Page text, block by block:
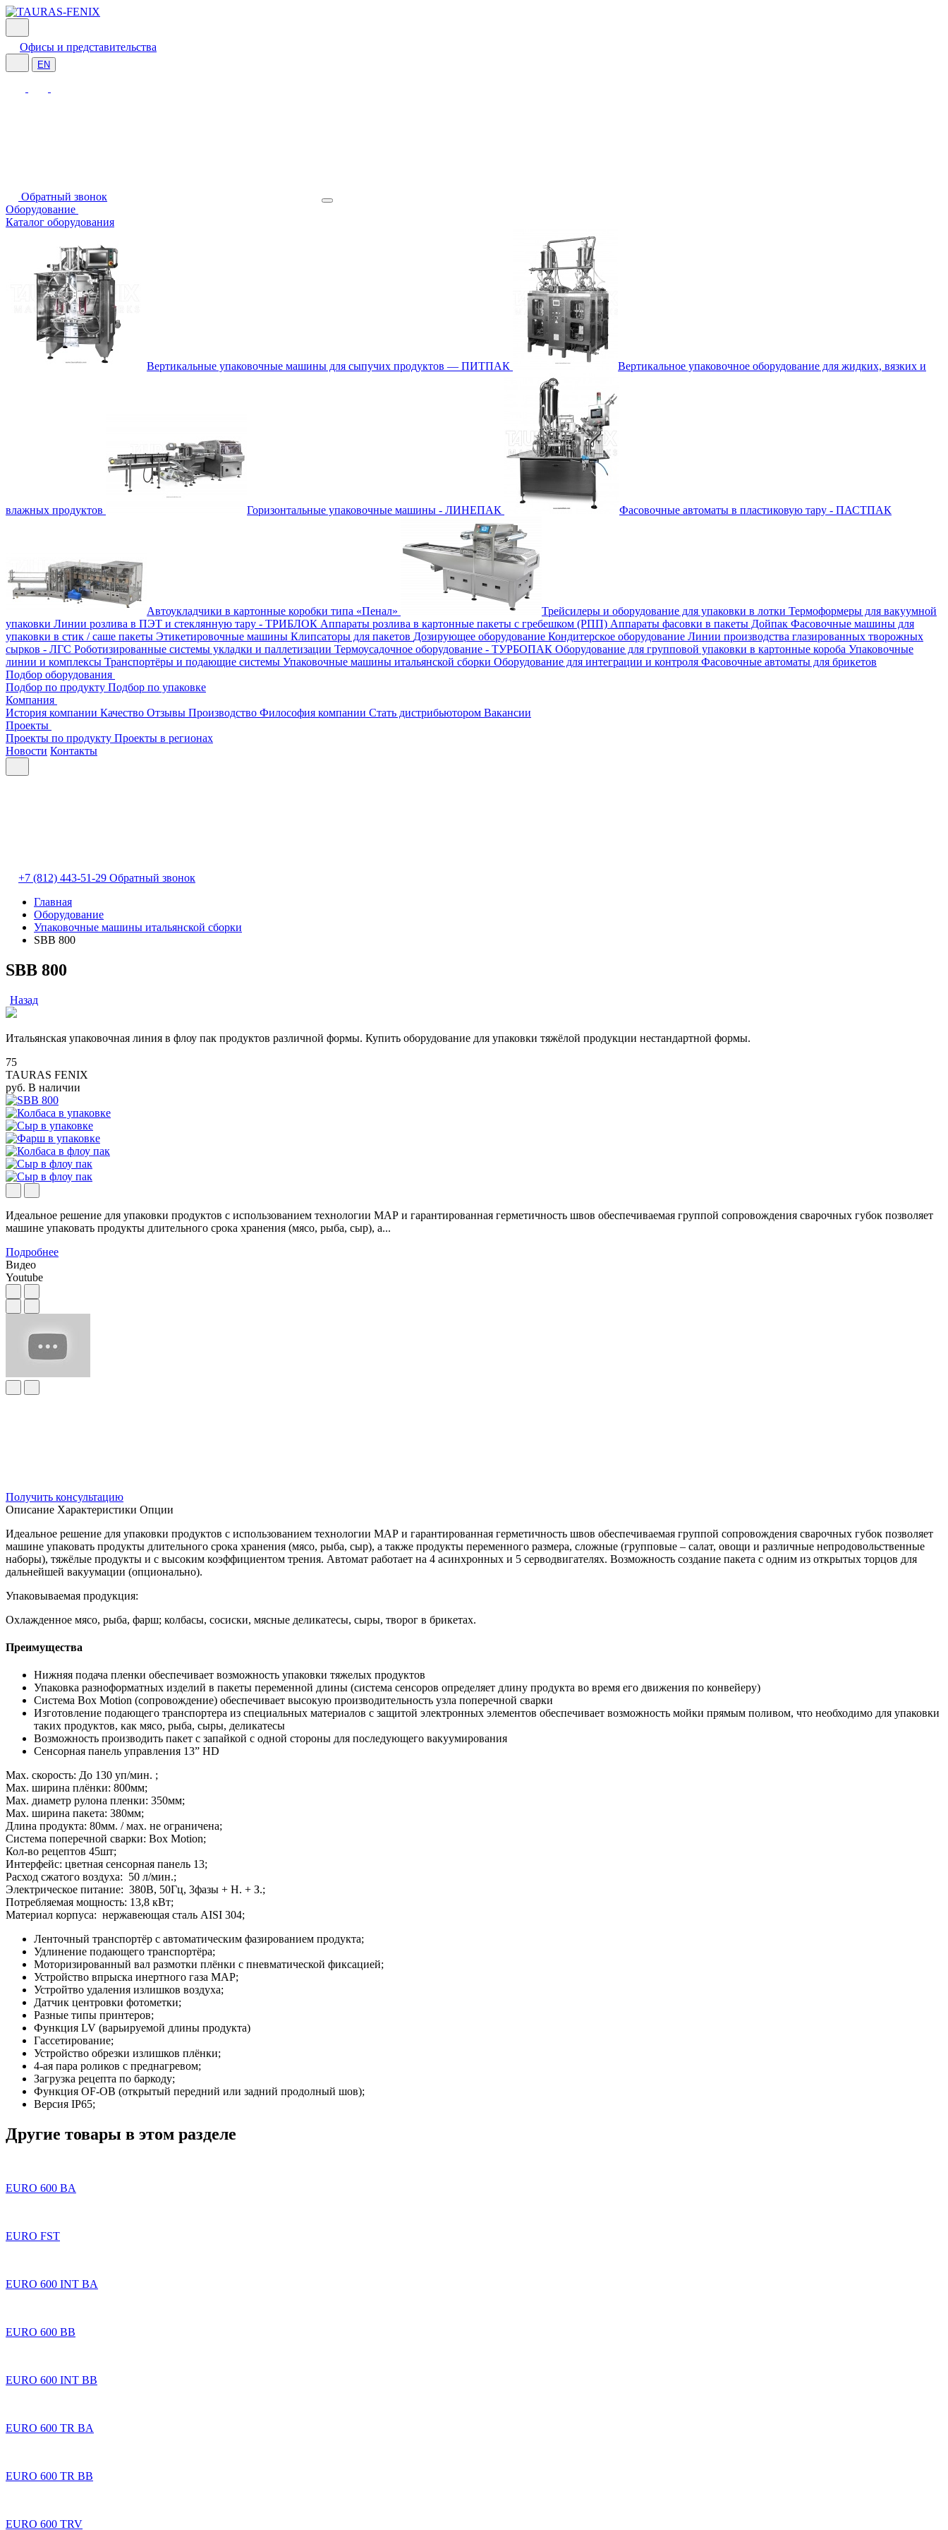
Офисы и представительства
EN
Обратный звонок
Оборудование
Каталог оборудования
Вертикальные упаковочные машины для сыпучих продуктов — ПИТПАК Вертикальное упаковочное оборудование для жидких, вязких и
влажных продуктов Горизонтальные упаковочные машины - ЛИНЕПАК Фасовочные автоматы в пластиковую тару - ПАСТПАК
Автоукладчики в картонные коробки типа «Пенал» Трейсилеры и оборудование для упаковки в лотки Термоформеры для вакуумной
упаковки Линии розлива в ПЭТ и стеклянную тару - ТРИБЛОК Аппараты розлива в картонные пакеты с гребешком (РПП) Аппараты фасовки в пакеты Дойпак Фасовочные машины для
упаковки в стик / саше пакеты Этикетировочные машины Клипсаторы для пакетов Дозирующее оборудование Кондитерское оборудование Линии производства глазированных творожных
сырков - ЛГС Роботизированные системы укладки и паллетизации Термоусадочное оборудование - ТУРБОПАК Оборудование для групповой упаковки в картонные короба Упаковочные
линии и комплексы Транспортёры и подающие системы Упаковочные машины итальянской сборки Оборудование для интеграции и контроля Фасовочные автоматы для брикетов
Подбор оборудования
Подбор по продукту Подбор по упаковке
Компания
История компании Качество Отзывы Производство Философия компании Стать дистрибьютором Вакансии
Проекты
Проекты по продукту Проекты в регионах
Новости Контакты
+7 (812) 443-51-29 Обратный звонок
Главная
Оборудование
Упаковочные машины итальянской сборки
SBB 800
SBB 800
Назад
Итальянская упаковочная линия в флоу пак продуктов различной формы. Купить оборудование для упаковки тяжёлой продукции нестандартной формы.
75
TAURAS FENIX
руб. В наличии
Идеальное решение для упаковки продуктов с использованием технологии МАР и гарантированная герметичность швов обеспечиваемая группой сопровождения сварочных губок позволяет
машине упаковать продукты длительного срока хранения (мясо, рыба, сыр), а...
Подробнее
Видео
Youtube
Получить консультацию
Описание Характеристики Опции
Идеальное решение для упаковки продуктов с использованием технологии МАР и гарантированная герметичность швов обеспечиваемая группой сопровождения сварочных губок позволяет
машине упаковать продукты длительного срока хранения (мясо, рыба, сыр), а также продукты переменного размера, сложные (групповые – салат, овощи и различные непродовольственные
наборы), тяжёлые продукты и с высоким коэффициентом трения. Автомат работает на 4 асинхронных и 5 серводвигателях. Возможность создание пакета с одним из открытых торцов для
дальнейшей вакуумации (опционально).
Упаковываемая продукция:
Охлажденное мясо, рыба, фарш; колбасы, сосиски, мясные деликатесы, сыры, творог в брикетах.
Преимущества
Нижняя подача пленки обеспечивает возможность упаковки тяжелых продуктов
Упаковка разноформатных изделий в пакеты переменной длины (система сенсоров определяет длину продукта во время его движения по конвейеру)
Система Box Motion (сопровождение) обеспечивает высокую производительность узла поперечной сварки
Изготовление подающего транспортера из специальных материалов с защитой электронных элементов обеспечивает возможность мойки прямым поливом, что необходимо для упаковки
таких продуктов, как мясо, рыба, сыры, деликатесы
Возможность производить пакет с запайкой с одной стороны для последующего вакуумирования
Сенсорная панель управления 13” HD
Мах. cкорость: До 130 уп/мин. ;
Мах. ширина плёнки: 800мм;
Мах. диаметр рулона пленки: 350мм;
Мах. ширина пакета: 380мм;
Длина продукта: 80мм. / мах. не ограничена;
Система поперечной сварки: Box Motion;
Кол-во рецептов 45шт;
Интерфейс: цветная сенсорная панель 13;
Расход сжатого воздуха: 50 л/мин.;
Электрическое питание: 380В, 50Гц, 3фазы + Н. + З.;
Потребляемая мощность: 13,8 кВт;
Материал корпуса: нержавеющая сталь AISI 304;
Ленточный транспортёр с автоматическим фазированием продукта;
Удлинение подающего транспортёра;
Моторизированный вал размотки плёнки с пневматической фиксацией;
Устройство впрыска инертного газа MAP;
Устройтво удаления излишков воздуха;
Датчик центровки фотометки;
Разные типы принтеров;
Функция LV (варьируемой длины продукта)
Гассетирование;
Устройство обрезки излишков плёнки;
4-ая пара роликов с преднагревом;
Загрузка рецепта по баркоду;
Функция OF-OB (открытый передний или задний продолный шов);
Версия IP65;
Другие товары в этом разделе
EURO 600 BA
EURO FST
EURO 600 INT BA
EURO 600 BB
EURO 600 INT BB
EURO 600 TR BA
EURO 600 TR BB
EURO 600 TRV